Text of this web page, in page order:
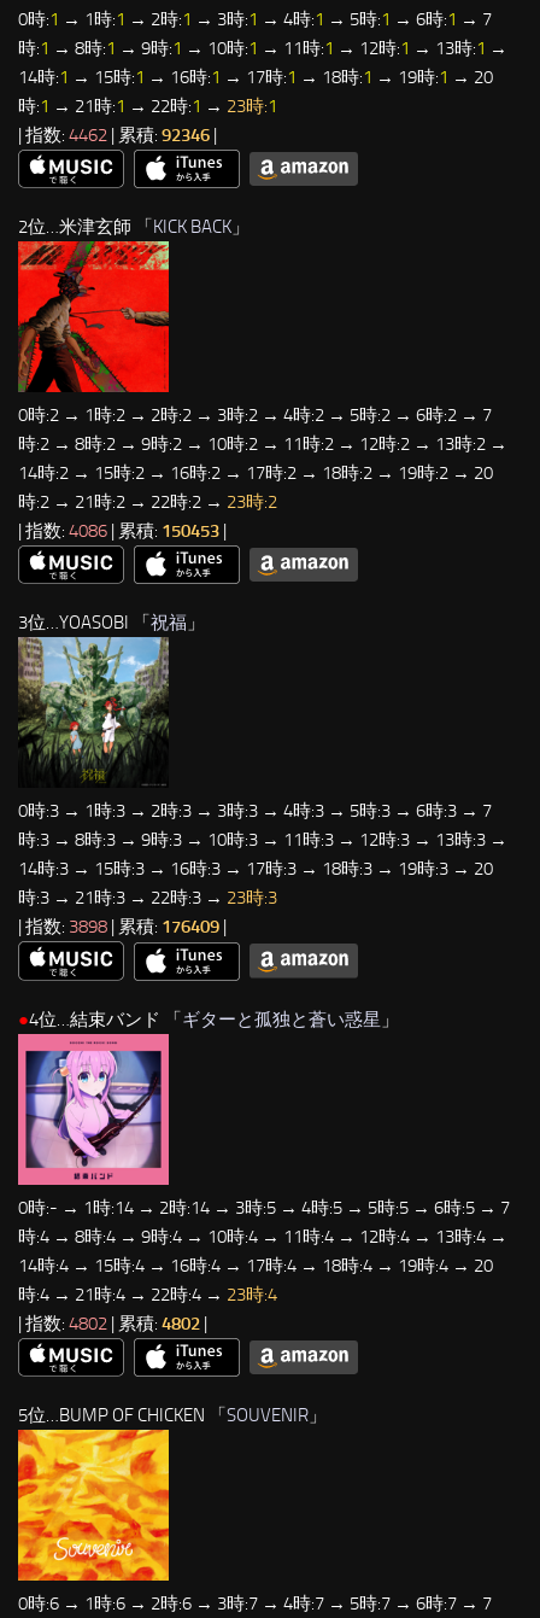
0時:1 → 1時:1 → 2時:1 → 3時:1 → 4時:1 → 5時:1 → 6時:1 → 7
時:1 → 8時:1 → 9時:1 → 10時:1 → 11時:1 → 12時:1 → 13時:1 →
14時:1 → 15時:1 → 16時:1 → 17時:1 → 18時:1 → 19時:1 → 20
時:1 → 21時:1 → 22時:1 → 23時:1
| 指数: 4462 | 累積: 92346 |
2位…米津玄師 「KICK BACK 」
0時:2 → 1時:2 → 2時:2 → 3時:2 → 4時:2 → 5時:2 → 6時:2 → 7
時:2 → 8時:2 → 9時:2 → 10時:2 → 11時:2 → 12時:2 → 13時:2 →
14時:2 → 15時:2 → 16時:2 → 17時:2 → 18時:2 → 19時:2 → 20
時:2 → 21時:2 → 22時:2 → 23時:2
| 指数: 4086 | 累積: 150453 |
3位…YOASOBI 「 祝福 」
0時:3 → 1時:3 → 2時:3 → 3時:3 → 4時:3 → 5時:3 → 6時:3 → 7
時:3 → 8時:3 → 9時:3 → 10時:3 → 11時:3 → 12時:3 → 13時:3 →
14時:3 → 15時:3 → 16時:3 → 17時:3 → 18時:3 → 19時:3 → 20
時:3 → 21時:3 → 22時:3 → 23時:3
| 指数: 3898 | 累積: 176409
●4位…結束バンド 「ギターと孤独と蒼い惑星 」
0時:- → 1時:14 → 2時:14 → 3時:5 → 4時:5 → 5時:5 → 6時:5 → 7
時:4 → 8時:4 → 9時:4 → 10時:4 → 11時:4 → 12時:4 → 13時:4 →
14時:4 → 15時:4 → 16時:4 → 17時:4 → 18時:4 → 19時:4 → 20
時:4 → 21時:4 → 22時:4 → 23時:4
| 指数: 4802 | 累積: 4802 |
5位…BUMP OF CHICKEN 「SOUVENIR 」
0時:6 → 1時:6 → 2時:6 → 3時:7 → 4時:7 → 5時:7 → 6時:7 → 7